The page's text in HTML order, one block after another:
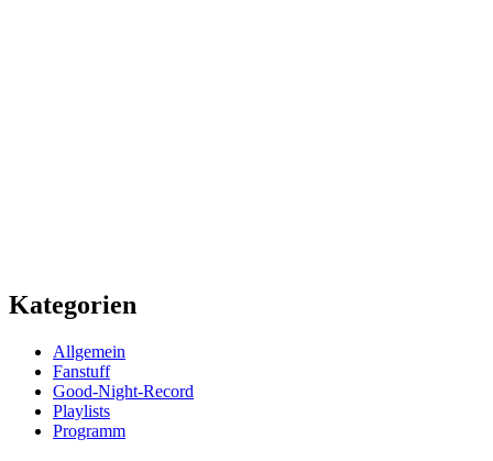
Kategorien
Allgemein
Fanstuff
Good-Night-Record
Playlists
Programm